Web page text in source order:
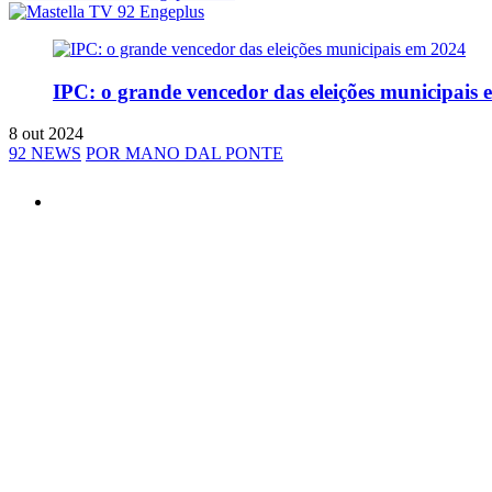
IPC: o grande vencedor das eleições municipais
8 out 2024
92 NEWS POR MANO DAL PONTE